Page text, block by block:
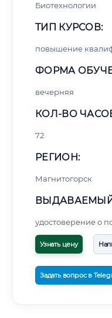
Биотехнологии
ТИП КУРСОВ:
повышение
ФОРМА
вечерняя
КОЛ-ВО
72
РЕГИОН:
Магнитогорск
удостоверение о
Узнать цену
Задать вопрос в